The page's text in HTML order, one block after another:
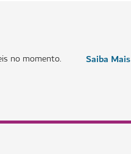
no momento. Saiba Mais